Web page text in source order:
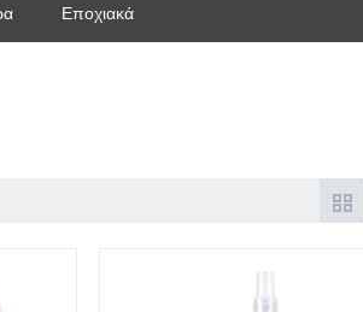
Εποχιακά